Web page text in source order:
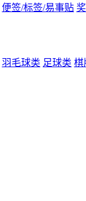
便签/标签/易事贴
羽毛球类 足球类 棋